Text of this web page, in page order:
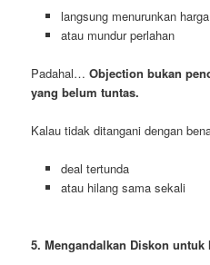
langsung menurunkan harga
atau mundur perlahan
Padahal…Objection bukan
yang belum tuntas.
Kalau tidak ditangani dengan
deal tertunda
atau hilang sama sekali
5. Mengandalkan Diskon untuk